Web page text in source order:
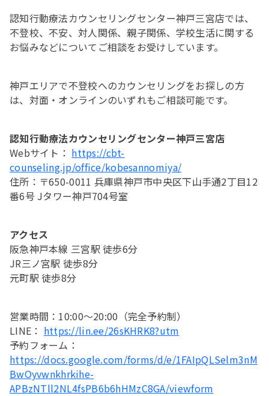
認知行動療法カウンセリングセンター神戸三宮店では、
不登校、不安、対人関係、親子関係、学校生活に関する
お悩みなどについてご相談をお受けしています。
神戸エリアで不登校へのカウンセリングをお探しの方
は、対面・オンラインのいずれもご相談可能です。
認知行動療法カウンセリングセンター神戸三宮店
Webサイト： https://cbt-
counseling.jp/office/kobesannomiya/
住所：〒650-0011 兵庫県神戸市中央区下山手通2丁目12
番6号 Jタワー神戸704号室
アクセス
阪急神戸本線 三宮駅 徒歩6分
JR三ノ宮駅 徒歩8分
元町駅 徒歩8分
営業時間：10:00〜20:00（完全予約制）
LINE： https://lin.ee/26sKHRK8?utm
予約フォーム：
https://docs.google.com/forms/d/e/1FAIpQLSelm3nM
BwOyvwnkhrkihe-
APBzNTll2NL4fsPB6b6hHMzC8GA/viewform